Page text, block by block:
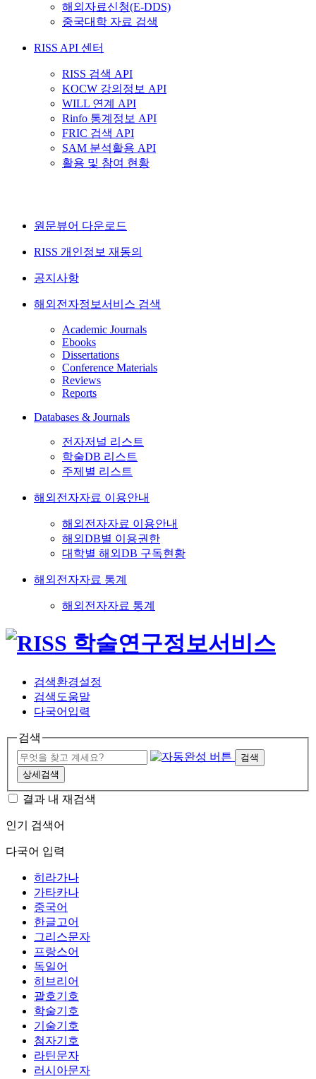
해외자료신청(E-DDS)
중국대학 자료 검색
RISS API 센터
RISS 검색 API
KOCW 강의정보 API
WILL 연계 API
Rinfo 통계정보 API
FRIC 검색 API
SAM 분석활용 API
활용 및 참여 현황
원문뷰어 다운로드
RISS 개인정보 재동의
공지사항
해외전자정보서비스 검색
Academic Journals
Ebooks
Dissertations
Conference Materials
Reviews
Reports
Databases & Journals
전자저널 리스트
학술DB 리스트
주제별 리스트
해외전자자료 이용안내
해외전자자료 이용안내
해외DB별 이용권한
대학별 해외DB 구독현황
해외전자자료 통계
해외전자자료 통계
검색환경설정
검색도움말
다국어입력
검색
검색
상세검색
결과 내 재검색
인기 검색어
다국어 입력
히라가나
가타카나
중국어
한글고어
그리스문자
프랑스어
독일어
히브리어
괄호기호
학술기호
기술기호
첨자기호
라틴문자
러시아문자